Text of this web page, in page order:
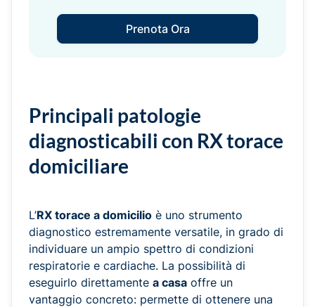
Prenota Ora
Principali patologie
diagnosticabili con RX torace
domiciliare
L’RX torace a domicilio è uno strumento
diagnostico estremamente versatile, in grado di
individuare un ampio spettro di condizioni
respiratorie e cardiache. La possibilità di
eseguirlo direttamente a casa offre un
vantaggio concreto: permette di ottenere una